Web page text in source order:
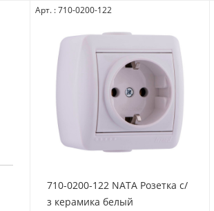
Арт. : 710-0200-122
710-0200-122 NATA Розетка с/
з керамика белый